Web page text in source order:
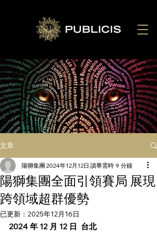
文章
陽獅集團全面引領賽局 展現
跨領域超群優勢
陽獅集團 2024年12月12日 讀畢需時 9 分鐘
已更新： 2025年12月16日
2024 年 12 月 12 日  台北